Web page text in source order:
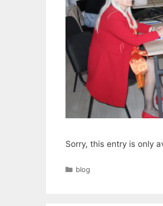
Sorry, this entry is only
Categories
blog